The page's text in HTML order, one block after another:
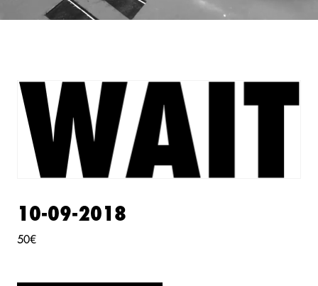
10-09-2018
50€